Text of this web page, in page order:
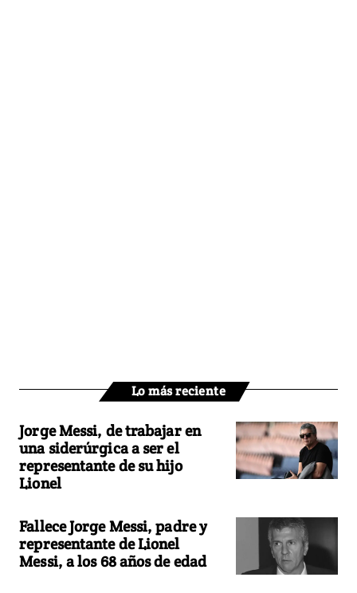
Lo más reciente
Jorge Messi, de trabajar en
una siderúrgica a ser el
representante de su hijo
Lionel
Fallece Jorge Messi, padre y
representante de Lionel
Messi, a los 68 años de edad